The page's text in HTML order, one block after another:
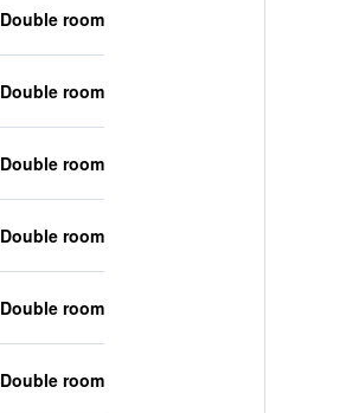
Double room، نوع السرير غير معروف
Double room، نوع السرير غير معروف
Double room، نوع السرير غير معروف
Double room، نوع السرير غير معروف
Double room، نوع السرير غير معروف
Double room، نوع السرير غير معروف